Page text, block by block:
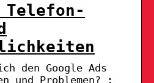
Telefon-
den Google Ads
und Problemen? ;